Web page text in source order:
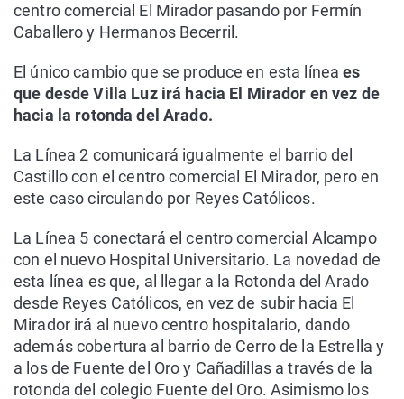
centro comercial El Mirador pasando por Fermín
Caballero y Hermanos Becerril.
El único cambio que se produce en esta línea es
que desde Villa Luz irá hacia El Mirador en vez de
hacia la rotonda del Arado.
La Línea 2 comunicará igualmente el barrio del
Castillo con el centro comercial El Mirador, pero en
este caso circulando por Reyes Católicos.
La Línea 5 conectará el centro comercial Alcampo
con el nuevo Hospital Universitario. La novedad de
esta línea es que, al llegar a la Rotonda del Arado
desde Reyes Católicos, en vez de subir hacia El
Mirador irá al nuevo centro hospitalario, dando
además cobertura al barrio de Cerro de la Estrella y
a los de Fuente del Oro y Cañadillas a través de la
rotonda del colegio Fuente del Oro. Asimismo los